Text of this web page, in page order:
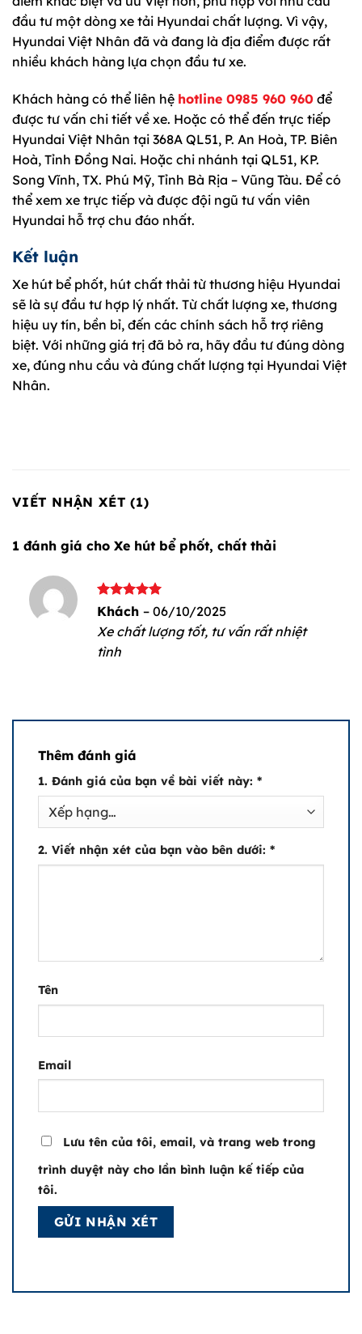
đầu tư một dòng xe tải Hyundai chất lượng. Vì vậy,
Hyundai Việt Nhân đã và đang là địa điểm được rất
nhiều khách hàng lựa chọn đầu tư xe.
Khách hàng có thể liên hệ hotline 0985 960 960 để
được tư vấn chi tiết về xe. Hoặc có thể đến trực tiếp
Hyundai Việt Nhân tại 368A QL51, P. An Hoà, TP. Biên
Hoà, Tỉnh Đồng Nai. Hoặc chi nhánh tại QL51, KP.
Song Vĩnh, TX. Phú Mỹ, Tỉnh Bà Rịa – Vũng Tàu. Để có
thể xem xe trực tiếp và được đội ngũ tư vấn viên
Hyundai hỗ trợ chu đáo nhất.
Kết luận
Xe hút bể phốt, hút chất thải từ thương hiệu Hyundai
sẽ là sự đầu tư hợp lý nhất. Từ chất lượng xe, thương
hiệu uy tín, bền bỉ, đến các chính sách hỗ trợ riêng
biệt. Với những giá trị đã bỏ ra, hãy đầu tư đúng dòng
xe, đúng nhu cầu và đúng chất lượng tại Hyundai Việt
Nhân.
VIẾT NHẬN XÉT (1)
1 đánh giá cho Xe hút bể phốt, chất thải
Được xếp
hạng5
sao
Khách – 06/10/2025
Xe chất lượng tốt, tư vấn rất nhiệt
tình
Thêm đánh giá
1. Đánh giá của bạn về bài viết này: *
2. Viết nhận xét của bạn vào bên dưới: *
Tên
Email
Lưu tên của tôi, email, và trang web trong
trình duyệt này cho lần bình luận kế tiếp của
tôi.